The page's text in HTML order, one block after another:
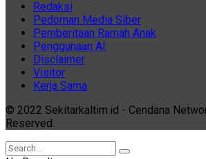
Redaksi
Pedoman Media Siber
Pemberitaan Ramah Anak
Penggunaan AI
Disclaimer
Visitor
Kerja Sama
© 2022 Sekitarkaltim.id - Cendana
Reserved.